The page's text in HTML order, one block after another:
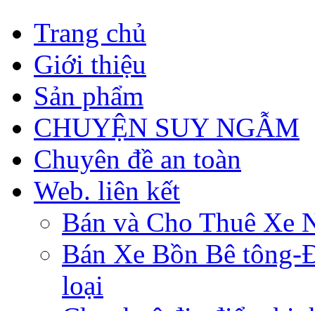
Trang chủ
Giới thiệu
Sản phẩm
CHUYỆN SUY NGẪM
Chuyên đề an toàn
Web. liên kết
Bán và Cho Thuê Xe
Bán Xe Bồn Bê tông-
loại